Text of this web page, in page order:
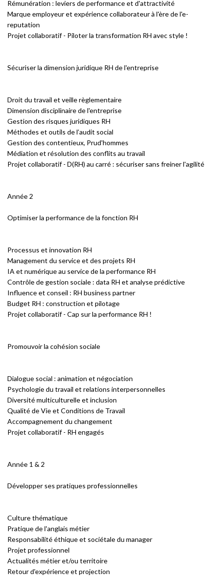
Rémunération : leviers de performance et d'attractivité
Marque employeur et expérience collaborateur à l'ère de l'e-
reputation
Projet collaboratif - Piloter la transformation RH avec style !
Sécuriser la dimension juridique RH de l'entreprise
Droit du travail et veille règlementaire
Dimension disciplinaire de l'entreprise
Gestion des risques juridiques RH
Méthodes et outils de l’audit social
Gestion des contentieux, Prud'hommes
Médiation et résolution des conflits au travail
Projet collaboratif - D(RH) au carré : sécuriser sans freiner l'agilité
Année 2
Optimiser la performance de la fonction RH
Processus et innovation RH
Management du service et des projets RH
IA et numérique au service de la performance RH
Contrôle de gestion sociale : data RH et analyse prédictive
Influence et conseil : RH business partner
Budget RH : construction et pilotage
Projet collaboratif - Cap sur la performance RH !
Promouvoir la cohésion sociale
Dialogue social : animation et négociation
Psychologie du travail et relations interpersonnelles
Diversité multiculturelle et inclusion
Qualité de Vie et Conditions de Travail
Accompagnement du changement
Projet collaboratif - RH engagés
Année 1 & 2
Développer ses pratiques professionnelles
Culture thématique
Pratique de l'anglais métier
Responsabilité éthique et sociétale du manager
Projet professionnel
Actualités métier et/ou territoire
Retour d'expérience et projection